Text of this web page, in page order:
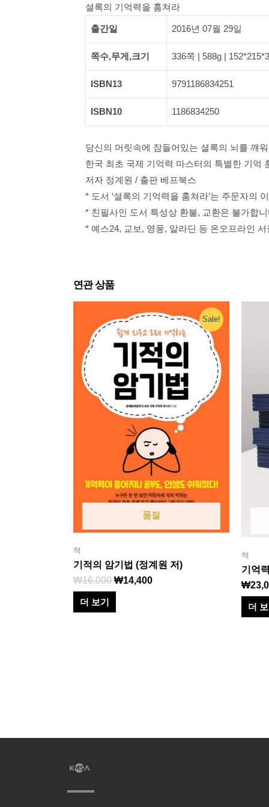
셜록의 기억력을 훔쳐라
출간일 2016년 07월 29일
쪽수,무게,크기 336쪽 | 588g |
ISBN13 9791186834251
ISBN10 1186834250
당신의 머릿속에 잠들어있는 셜록의 뇌를 깨
한국 최초 국제 기억력 마스터의 특별한 기억
저자 정계원 / 출판 베프북스
* 도서 ‘셜록의 기억력을 훔쳐라’는 주문자의
* 친필사인 도서 특성상 환불, 교환은 불가합
* 예스24, 교보, 영풍, 알라딘 등 온오프라인
연관 상품
Sale!
품절
책
기적의 암기법 (정계원 저)
₩16,000 ₩14,400
더 보기
책
기억
₩
더